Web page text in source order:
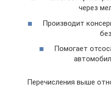
через
Производит
Помогает
Перечисления выше